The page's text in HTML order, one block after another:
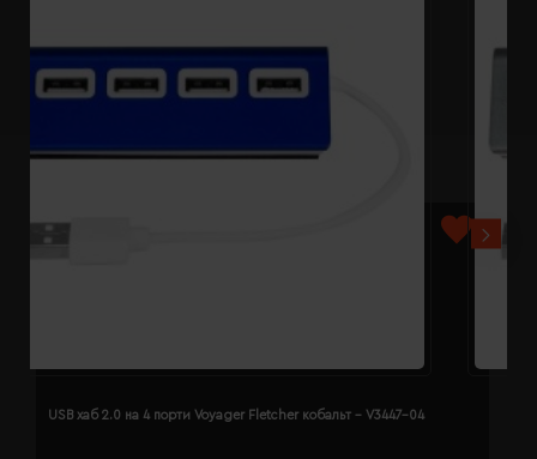
USB хаб 2.0 на 4 порти Voyager Fletcher кобальт - V3447-04